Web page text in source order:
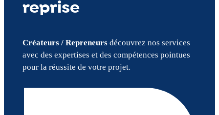
reprise
Créateurs / Repreneursdécouvrez nos services
avec des expertises et des compétences pointues
pour la réussite de votre projet.